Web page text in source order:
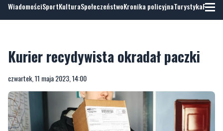
WiadomościSportKulturaSpołeczeństwoKronika policyjnaTurystyka
Kurier recydywista okradał paczki
czwartek, 11 maja 2023, 14:00